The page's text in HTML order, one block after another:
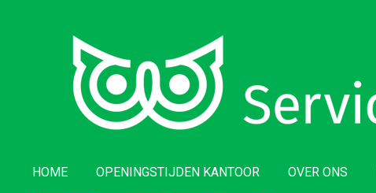
hoofdinhoud
HOME OPENINGSTIJDEN KANTOOR OVER ONS